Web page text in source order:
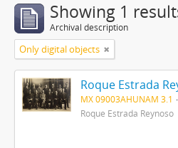
Showing 1
Archival description
Only digital objects
Roque Estrada
MX 09003AHUNAM 3.1
Roque Estrada Reynoso